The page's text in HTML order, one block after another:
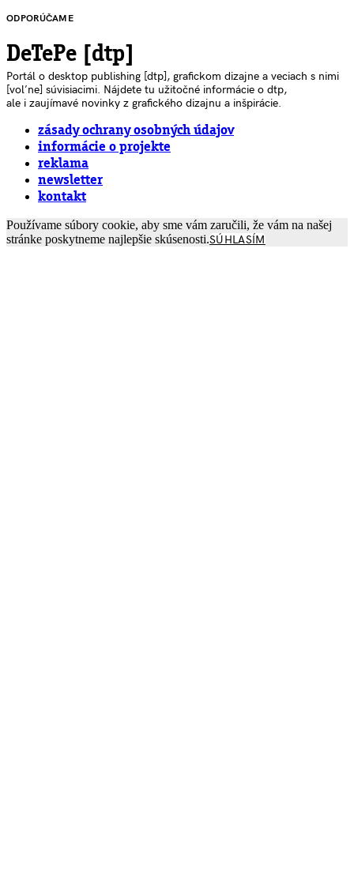
ODPORÚČAME
DeTePe [dtp]
Portál o desktop publishing [dtp], grafickom dizajne a veciach s nimi
[voľne] súvisiacimi. Nájdete tu užitočné informácie o dtp,
ale i zaujímavé novinky z grafického dizajnu a inšpirácie.
zásady ochrany osobných údajov
informácie o projekte
reklama
newsletter
kontakt
Používame súbory cookie, aby sme vám zaručili, že vám na našej
stránke poskytneme najlepšie skúsenosti.SÚHLASÍM